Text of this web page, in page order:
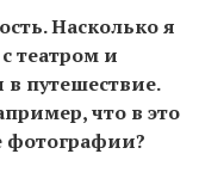
Насколько я
театром и
в путешествие.
что в это
фотографии?